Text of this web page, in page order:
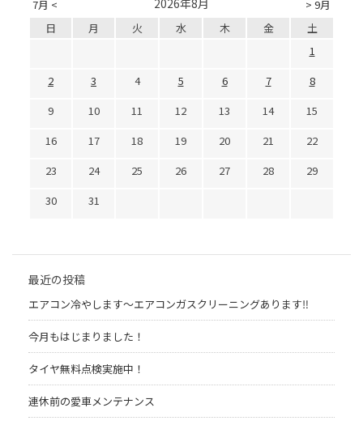
7月 < > 9月
2026年8月
日 月 火 水 木 金
土
1
2
3 4 5 6 7
8
9
10 11 12 13 14
15
16
17 18 19 20 21
22
23
24 25 26 27 28
29
30
31
最近の投稿
エアコン冷やします〜エアコンガスクリーニングあります‼︎
今月もはじまりました！
タイヤ無料点検実施中！
連休前の愛車メンテナンス